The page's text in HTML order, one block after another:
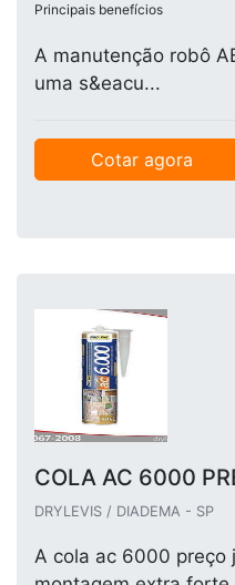
Principais benefícios
A manutenção robô
uma s&eacu...
Cotar agora
COLA AC 6000
DRYLEVIS / DIADEMA - SP
A cola ac 6000 preço